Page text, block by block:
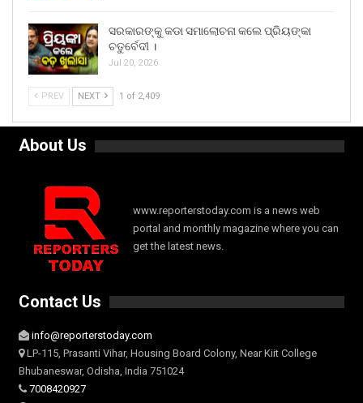
ସରକାରଙ୍କୁ କଡା ସମାଲୋଚନା କଲେ ପ୍ରିୟଙ୍କା
ଚତୁର୍ବେଦୀ ।
Jul 20, 2026
PREV NEXT 1 of 2,409
About Us
www.reporterstoday.com is a news web
portal and monthly magazine where you can
get the latest news.
Contact Us
info@reporterstoday.com
LP-115, Prasanti Vihar, Housing Board Colony, Near Kiit College
Bhubaneswar, Odisha, India 751024
7008420927